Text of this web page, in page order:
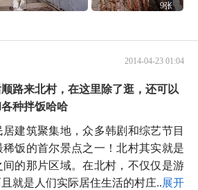
9张
2014-04-23 01:04
路来北村，在这里除了逛，还可以
种拌饭哈哈
建筑聚集地，众多韩剧和综艺节目
饭的首尔景点之一！北村其实就是
的那片区域。在北村，不仅仅是游
就是人们实际居住生活的村庄...展开